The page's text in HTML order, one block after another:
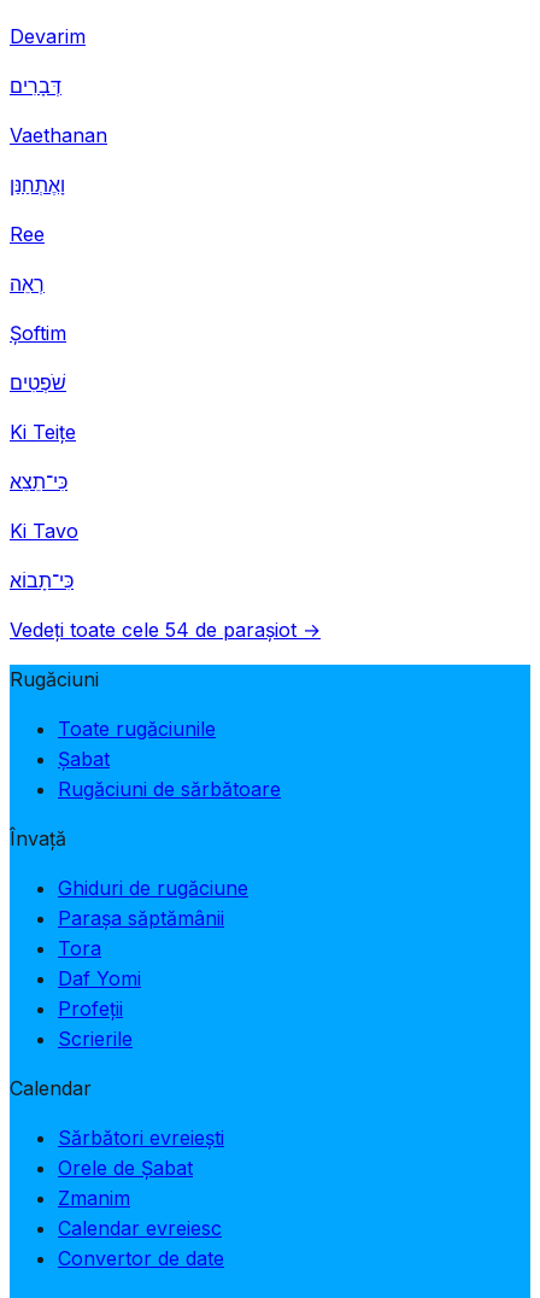
Devarim
דְּבָרִים
Vaethanan
וָאֶתְחַנַּן
Ree
רְאֵה
Șoftim
שֹׁפְטִים
Ki Teițe
כִּי־תֵצֵא
Ki Tavo
כִּי־תָבוֹא
Vedeți toate cele 54 de parașiot →
Rugăciuni
Toate rugăciunile
Șabat
Rugăciuni de sărbătoare
Învață
Ghiduri de rugăciune
Parașa săptămânii
Tora
Daf Yomi
Profeții
Scrierile
Calendar
Sărbători evreiești
Orele de Șabat
Zmanim
Calendar evreiesc
Convertor de date